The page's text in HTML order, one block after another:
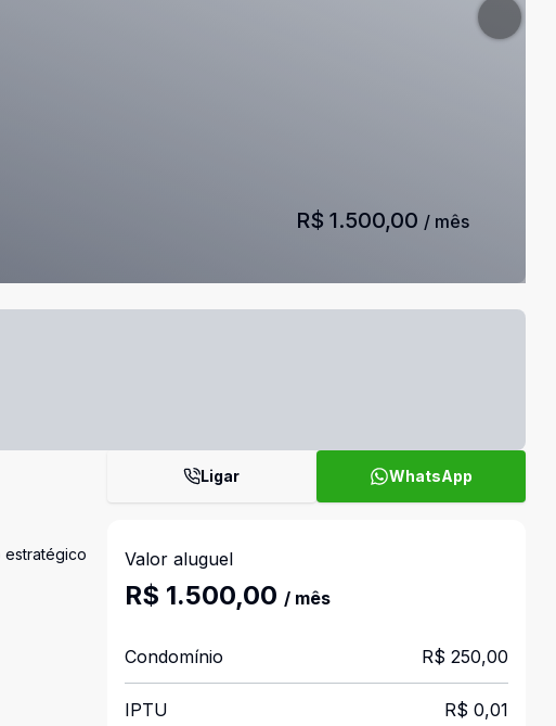
R$ 1.500,00 / mês
estratégico
Ligar WhatsApp
Valor aluguel
R$ 1.500,00 / mês
Condomínio R$ 250,00
IPTU R$ 0,01